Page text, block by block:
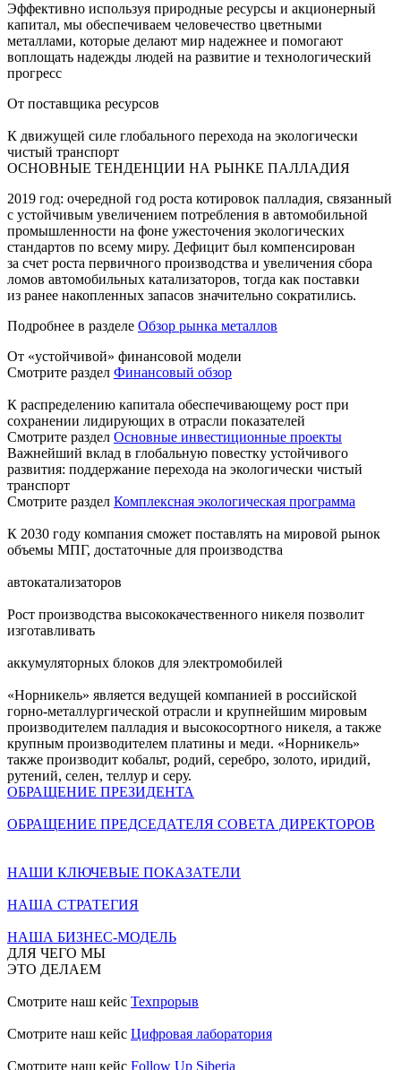
Эффективно используя природные ресурсы и акционерный
капитал, мы обеспечиваем человечество цветными
металлами, которые делают мир надежнее и помогают
воплощать надежды людей на развитие и технологический
прогресс
От поставщика ресурсов
К движущей силе глобального перехода на экологически
чистый транспорт
ОСНОВНЫЕ ТЕНДЕНЦИИ НА РЫНКЕ ПАЛЛАДИЯ
2019 год: очередной год роста котировок палладия, связанный
с устойчивым увеличением потребления в автомобильной
промышленности на фоне ужесточения экологических
стандартов по всему миру. Дефицит был компенсирован
за счет роста первичного производства и увеличения сбора
ломов автомобильных катализаторов, тогда как поставки
из ранее накопленных запасов значительно сократились.
Подробнее в разделе Обзор рынка металлов
От «устойчивой» финансовой модели
Смотрите раздел Финансовый обзор
К распределению капитала обеспечивающему рост при
сохранении лидирующих в отрасли показателей
Смотрите раздел Основные инвестиционные проекты
Важнейший вклад в глобальную повестку устойчивого
развития: поддержание перехода на экологически чистый
транспорт
Смотрите раздел Комплексная экологическая программа
К 2030 году компания сможет поставлять на мировой рынок
объемы МПГ, достаточные для производства
автокатализаторов
Рост производства высококачественного никеля позволит
изготавливать
аккумуляторных блоков для электромобилей
«Норникель» является ведущей компанией в российской
горно-металлургической отрасли и крупнейшим мировым
производителем палладия и высокосортного никеля, а также
крупным производителем платины и меди. «Норникель»
также производит кобальт, родий, серебро, золото, иридий,
рутений, селен, теллур и серу.
ОБРАЩЕНИЕ ПРЕЗИДЕНТА
ОБРАЩЕНИЕ ПРЕДСЕДАТЕЛЯ СОВЕТА ДИРЕКТОРОВ
НАШИ КЛЮЧЕВЫЕ ПОКАЗАТЕЛИ
НАША СТРАТЕГИЯ
НАША БИЗНЕС-МОДЕЛЬ
ДЛЯ ЧЕГО МЫ
ЭТО ДЕЛАЕМ
Смотрите наш кейс Техпрорыв
Смотрите наш кейс Цифровая лаборатория
Смотрите наш кейс Follow Up Siberia